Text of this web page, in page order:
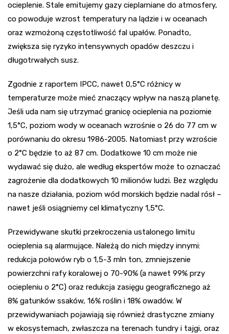
ocieplenie. Stale emitujemy gazy cieplarniane do atmosfery,
co powoduje wzrost temperatury na lądzie i w oceanach
oraz wzmożoną częstotliwość fal upałów. Ponadto,
zwiększa się ryzyko intensywnych opadów deszczu i
długotrwałych susz.
Zgodnie z raportem IPCC, nawet 0,5°C różnicy w
temperaturze może mieć znaczący wpływ na naszą planetę.
Jeśli uda nam się utrzymać granicę ocieplenia na poziomie
1,5°C, poziom wody w oceanach wzrośnie o 26 do 77 cm w
porównaniu do okresu 1986-2005. Natomiast przy wzroście
o 2°C będzie to aż 87 cm. Dodatkowe 10 cm może nie
wydawać się dużo, ale według ekspertów może to oznaczać
zagrożenie dla dodatkowych 10 milionów ludzi. Bez względu
na nasze działania, poziom wód morskich będzie nadal rósł –
nawet jeśli osiągniemy cel klimatyczny 1,5°C.
Przewidywane skutki przekroczenia ustalonego limitu
ocieplenia są alarmujące. Należą do nich między innymi:
redukcja połowów ryb o 1,5-3 mln ton, zmniejszenie
powierzchni rafy koralowej o 70-90% (a nawet 99% przy
ociepleniu o 2°C) oraz redukcja zasięgu geograficznego aż
8% gatunków ssaków, 16% roślin i 18% owadów. W
przewidywaniach pojawiają się również drastyczne zmiany
w ekosystemach, zwłaszcza na terenach tundry i tajgi, oraz